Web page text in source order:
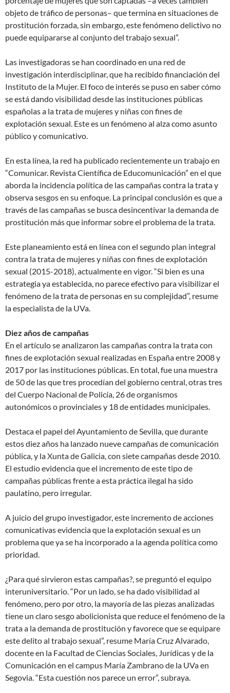
objeto de tráfico de personas– que termina en situaciones de
prostitución forzada, sin embargo, este fenómeno delictivo no
puede equipararse al conjunto del trabajo sexual”.
Las investigadoras se han coordinado en una red de
investigación interdisciplinar, que ha recibido financiación del
Instituto de la Mujer. El foco de interés se puso en saber cómo
se está dando visibilidad desde las instituciones públicas
españolas a la trata de mujeres y niñas con fines de
explotación sexual. Este es un fenómeno al alza como asunto
público y comunicativo.
En esta línea, la red ha publicado recientemente un trabajo en
“Comunicar. Revista Científica de Educomunicación” en el que
aborda la incidencia política de las campañas contra la trata y
observa sesgos en su enfoque. La principal conclusión es que a
través de las campañas se busca desincentivar la demanda de
prostitución más que informar sobre el problema de la trata.
Este planeamiento está en línea con el segundo plan integral
contra la trata de mujeres y niñas con fines de explotación
sexual (2015-2018), actualmente en vigor. “Si bien es una
estrategia ya establecida, no parece efectivo para visibilizar el
fenómeno de la trata de personas en su complejidad”, resume
la especialista de la UVa.
Diez años de campañas
En el artículo se analizaron las campañas contra la trata con
fines de explotación sexual realizadas en España entre 2008 y
2017 por las instituciones públicas. En total, fue una muestra
de 50 de las que tres procedían del gobierno central, otras tres
del Cuerpo Nacional de Policía, 26 de organismos
autonómicos o provinciales y 18 de entidades municipales.
Destaca el papel del Ayuntamiento de Sevilla, que durante
estos diez años ha lanzado nueve campañas de comunicación
pública, y la Xunta de Galicia, con siete campañas desde 2010.
El estudio evidencia que el incremento de este tipo de
campañas públicas frente a esta práctica ilegal ha sido
paulatino, pero irregular.
A juicio del grupo investigador, este incremento de acciones
comunicativas evidencia que la explotación sexual es un
problema que ya se ha incorporado a la agenda política como
prioridad.
¿Para qué sirvieron estas campañas?, se preguntó el equipo
interuniversitario. “Por un lado, se ha dado visibilidad al
fenómeno, pero por otro, la mayoría de las piezas analizadas
tiene un claro sesgo abolicionista que reduce el fenómeno de la
trata a la demanda de prostitución y favorece que se equipare
este delito al trabajo sexual”, resume María Cruz Alvarado,
docente en la Facultad de Ciencias Sociales, Jurídicas y de la
Comunicación en el campus María Zambrano de la UVa en
Segovia. “Esta cuestión nos parece un error”, subraya.